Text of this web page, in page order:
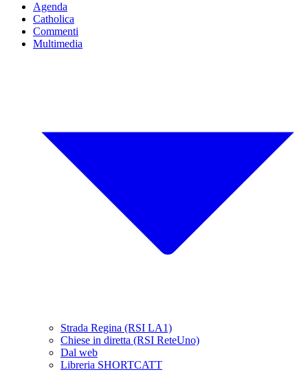
Agenda
Catholica
Commenti
Multimedia
Strada Regina (RSI LA1)
Chiese in diretta (RSI ReteUno)
Dal web
Libreria SHORTCATT